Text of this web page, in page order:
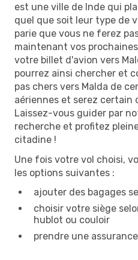
est une ville de Inde qui
quel que soit leur type de
parie que vous ne ferez
maintenant vos
votre billet d'avion vers
pourrez ainsi chercher et
pas chers vers Malda de
aériennes et serez certain
Laissez-vous guider par
recherche et profitez
citadine !
Une fois votre vol choisi,
les options suivantes :
ajouter des bagages
choisir votre siège
hublot ou couloir
prendre une assurance